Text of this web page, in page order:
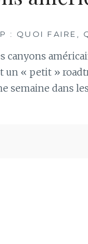
: QUOI FAIRE,
canyons
un « petit »
semaine dans